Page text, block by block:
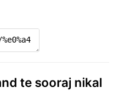
te sooraj nikal